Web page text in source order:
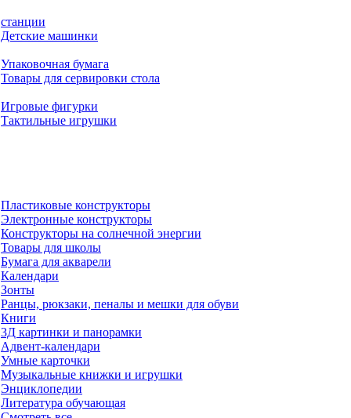
станции
Детские машинки
Упаковочная бумага
Товары для сервировки стола
Игровые фигурки
Тактильные игрушки
Пластиковые конструкторы
Электронные конструкторы
Конструкторы на солнечной энергии
Товары для школы
Бумага для акварели
Календари
Зонты
Ранцы, рюкзаки, пеналы и мешки для обуви
Книги
3Д картинки и панорамки
Адвент-календари
Умные карточки
Музыкальные книжки и игрушки
Энциклопедии
Литература обучающая